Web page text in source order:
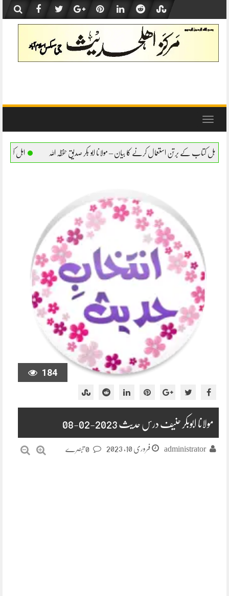
content
Toggle
کرنے کا بیان – مولانا ابو بکر صدیق حفظہ اللہ اہل کتاب کے برتن استعمال کرنے کا
184
مولانا ابوبکر حنیف درس حدیث 2023-02-08
administrator فروری 10, 2023